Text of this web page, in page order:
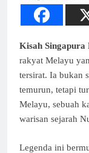
Kisah Singapura
rakyat Melayu
tersirat. Ia bukan
temurun, tetapi
Melayu, sebuah
warisan sejarah
Legenda ini